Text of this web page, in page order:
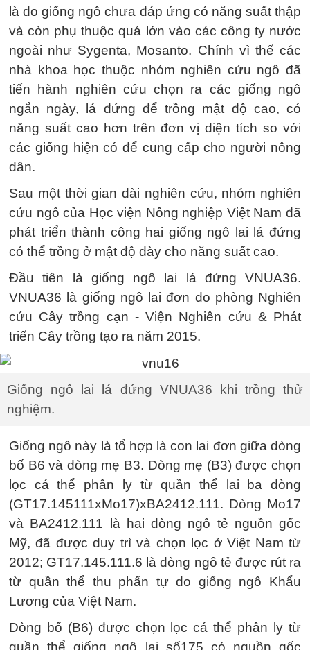
là do giống ngô chưa đáp ứng có năng suất thập
và còn phụ thuộc quá lớn vào các công ty nước
ngoài như Sygenta, Mosanto. Chính vì thể các
nhà khoa học thuộc nhóm nghiên cứu ngô đã
tiến hành nghiên cứu chọn ra các giống ngô
ngắn ngày, lá đứng để trồng mật độ cao, có
năng suất cao hơn trên đơn vị diện tích so với
các giống hiện có để cung cấp cho người nông
dân.
Sau một thời gian dài nghiên cứu, nhóm nghiên
cứu ngô của Học viện Nông nghiệp Việt Nam đã
phát triển thành công hai giống ngô lai lá đứng
có thể trồng ở mật độ dày cho năng suất cao.
Đầu tiên là giống ngô lai lá đứng VNUA36.
VNUA36 là giống ngô lai đơn do phòng Nghiên
cứu Cây trồng cạn - Viện Nghiên cứu & Phát
triển Cây trồng tạo ra năm 2015.
Giống ngô lai lá đứng VNUA36 khi trồng thử
nghiệm.
Giống ngô này là tổ hợp là con lai đơn giữa dòng
bố B6 và dòng mẹ B3. Dòng mẹ (B3) được chọn
lọc cá thể phân ly từ quần thể lai ba dòng
(GT17.145111xMo17)xBA2412.111. Dòng Mo17
và BA2412.111 là hai dòng ngô tẻ nguồn gốc
Mỹ, đã được duy trì và chọn lọc ở Việt Nam từ
2012; GT17.145.111.6 là dòng ngô tẻ được rút ra
từ quần thể thu phấn tự do giống ngô Khẩu
Lương của Việt Nam.
Dòng bố (B6) được chọn lọc cá thể phân ly từ
quần thể giống ngô lai số175 có nguồn gốc